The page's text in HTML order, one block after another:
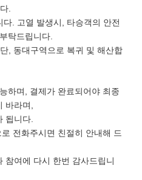
.
. 고열 발생시, 타승객의 안전
탁드립니다.
, 동대구역으로 복귀 및 해산합
하며, 결제가 완료되어야 최종
바라며,
됩니다.
전화주시면 친절히 안내해 드
참여에 다시 한번 감사드립니